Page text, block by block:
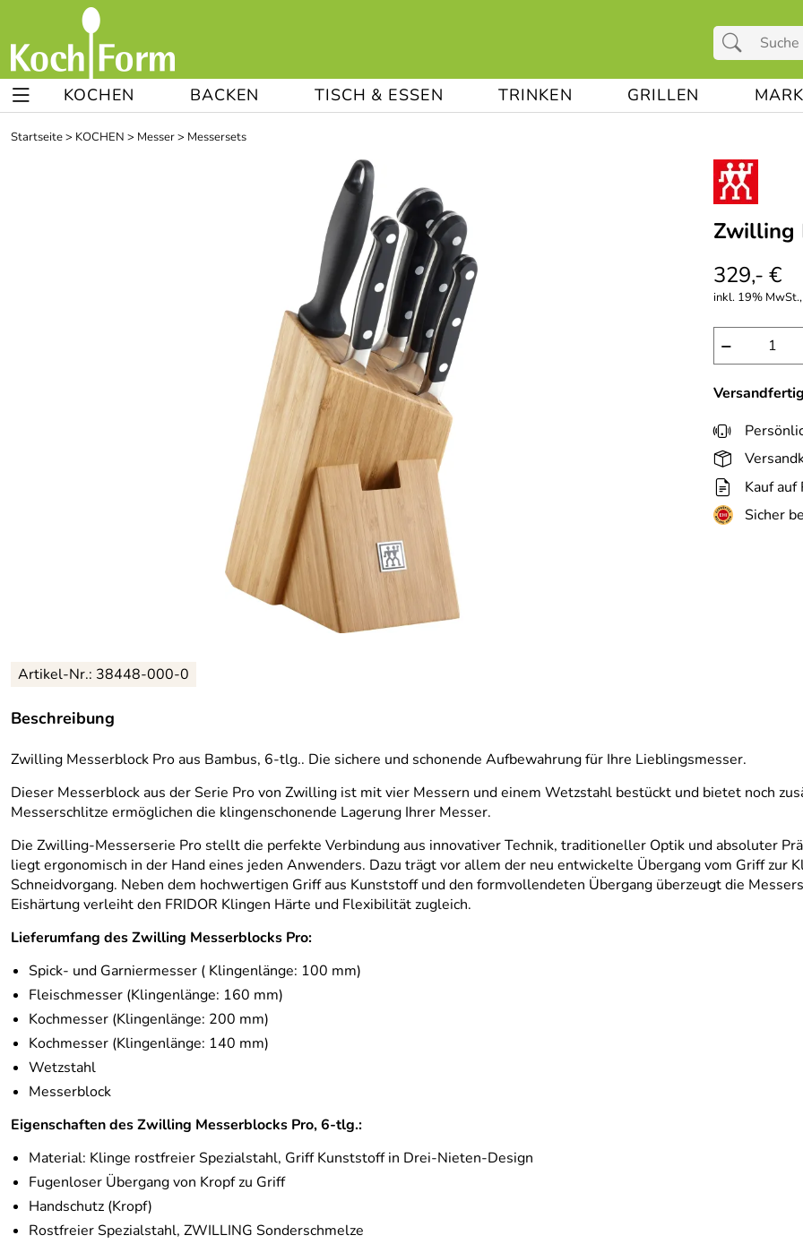
KOCHEN BACKEN TISCH & ESSEN TRINKEN GRILLEN
Startseite> KOCHEN > Messer> Messersets
Zwilling
329,- €
inkl. 19%
−
Kauf auf
Sicher
Artikel-Nr.: 38448-000-0
Beschreibung
Zwilling Messerblock Pro aus Bambus, 6-tlg.. Die sichere und schonende Aufbewahrung für Ihre Lieblingsmesser.
Dieser Messerblock aus der Serie Pro von Zwilling ist mit vier Messern und einem Wetzstahl bestückt und bietet noch
Messerschlitze ermöglichen die klingenschonende Lagerung Ihrer Messer.
Die Zwilling-Messerserie Pro stellt die perfekte Verbindung aus innovativer Technik, traditioneller Optik und absoluter
liegt ergonomisch in der Hand eines jeden Anwenders. Dazu trägt vor allem der neu entwickelte Übergang vom Griff zur
Schneidvorgang. Neben dem hochwertigen Griff aus Kunststoff und den formvollendeten Übergang überzeugt die
Eishärtung verleiht den FRIDOR Klingen Härte und Flexibilität zugleich.
Lieferumfang des Zwilling Messerblocks Pro:
Spick- und Garniermesser ( Klingenlänge: 100 mm)
Fleischmesser (Klingenlänge: 160 mm)
Kochmesser (Klingenlänge: 200 mm)
Kochmesser (Klingenlänge: 140 mm)
Wetzstahl
Messerblock
Eigenschaften des Zwilling Messerblocks Pro, 6-tlg.:
Material: Klinge rostfreier Spezialstahl, Griff Kunststoff in Drei-Nieten-Design
Fugenloser Übergang von Kropf zu Griff
Handschutz (Kropf)
Rostfreier Spezialstahl, ZWILLING Sonderschmelze